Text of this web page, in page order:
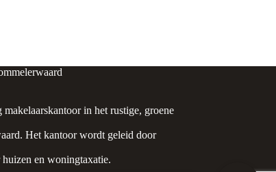
in het rustige, groene
Het kantoor wordt geleid door
huizen en woningtaxatie.